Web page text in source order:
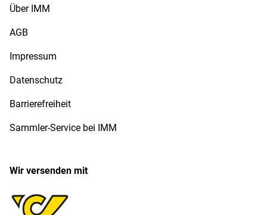
Über IMM
AGB
Impressum
Datenschutz
Barrierefreiheit
Sammler-Service bei IMM
Wir versenden mit